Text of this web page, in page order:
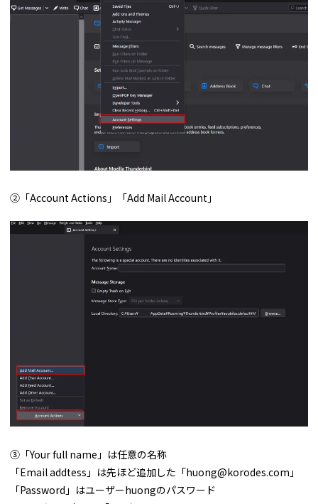
②「Account Actions」「Add Mail Account」
③「Your full name」は任意の名称
「Email addtess」は先ほど追加した「huong@korodes.com」
「Password」はユーザーhuongのパスワード